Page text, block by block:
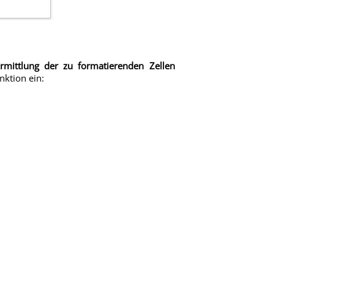
der zu formatierenden Zellen
ein: